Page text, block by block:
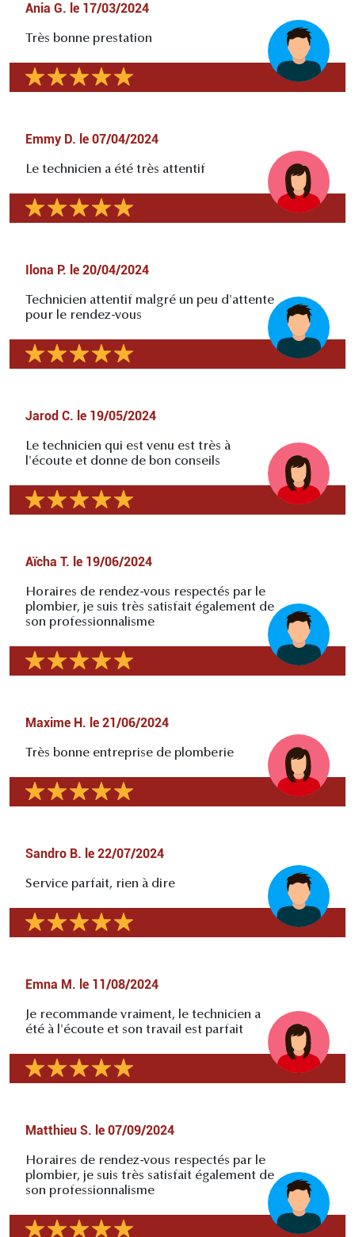
Ania G. le 17/03/2024
Très bonne prestation
Emmy D. le 07/04/2024
Le technicien a été très attentif
Ilona P. le 20/04/2024
Technicien attentif malgré un peu d'attente
pour le rendez-vous
Jarod C. le 19/05/2024
Le technicien qui est venu est très à
l'écoute et donne de bon conseils
Aïcha T. le 19/06/2024
Horaires de rendez-vous respectés par le
plombier, je suis très satisfait également de
son professionnalisme
Maxime H. le 21/06/2024
Très bonne entreprise de plomberie
Sandro B. le 22/07/2024
Service parfait, rien à dire
Emna M. le 11/08/2024
Je recommande vraiment, le technicien a
été à l'écoute et son travail est parfait
Matthieu S. le 07/09/2024
Horaires de rendez-vous respectés par le
plombier, je suis très satisfait également de
son professionnalisme